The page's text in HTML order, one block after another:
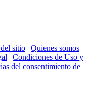
sitio | Quienes somos |
| Condiciones de Uso y
del consentimiento de